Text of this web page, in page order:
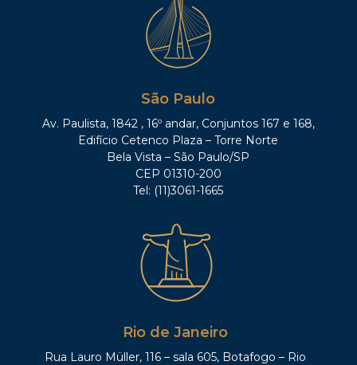
São Paulo
Av. Paulista, 1842 , 16º andar, Conjuntos 167 e 168,
Edifício Cetenco Plaza – Torre Norte
Bela Vista – São Paulo/SP
CEP 01310-200
Tel: (11)3061-1665
Rio de Janeiro
Rua Lauro Müller, 116 – sala 605, Botafogo – Rio